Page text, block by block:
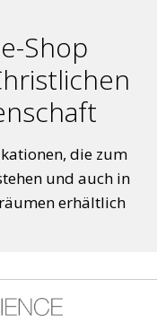
Shop
die zum
und auch in
erhältlich